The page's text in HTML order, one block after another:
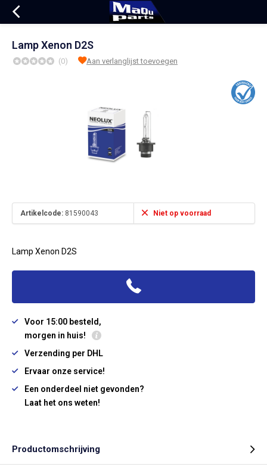
Lamp Xenon D2S
(0) Aan verlanglijst toevoegen
Artikelcode: 81590043 Niet op voorraad
Lamp Xenon D2S
Voor 15:00 besteld,
morgen in huis!
Verzending per DHL
Ervaar onze service!
Een onderdeel niet gevonden?
Laat het ons weten!
Productomschrijving